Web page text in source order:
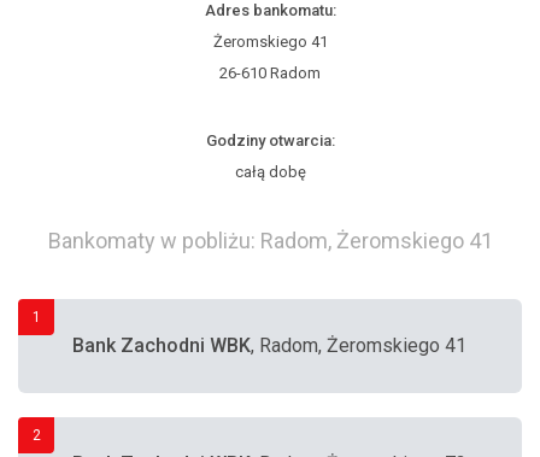
Adres bankomatu:
Żeromskiego 41
26-610 Radom
Godziny otwarcia:
całą dobę
Bankomaty w pobliżu: Radom, Żeromskiego 41
1
Bank Zachodni WBK, Radom, Żeromskiego 41
2